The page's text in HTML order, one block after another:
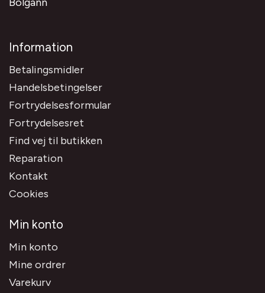
Information
Betalingsmidler
Handelsbetingelser
Fortrydelsesformular
Fortrydelsesret
Find vej til butikken
Reparation
Kontakt
Cookies
Min konto
Min konto
Mine ordrer
Varekurv